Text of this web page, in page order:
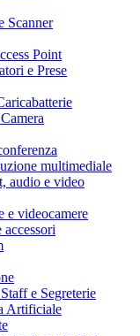
Scanner
Point
e Prese
multimediale
audio e video
e videocamere
e Segreterie
Artificiale